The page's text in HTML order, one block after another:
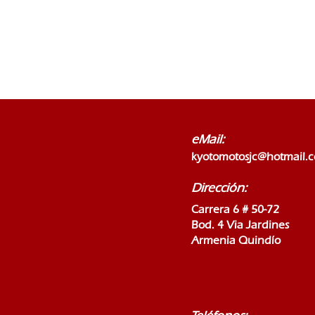
eMail:
Dirección:
Carrera 6 # 50-72
Bod. 4 Via Jardines
Armenia Quindío